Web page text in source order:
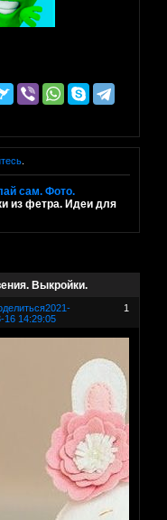
.
сам. Фото.
из фетра. Идеи для
Выкройки.
1
2021-
16 14:29:05